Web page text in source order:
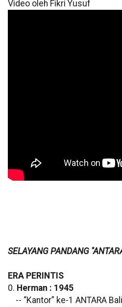
Video oleh Fikri Yusuf
SELAYANG PANDANG
ERA PERINTIS
0. Herman : 1945
-- “Kantor” ke-1 ANTARA